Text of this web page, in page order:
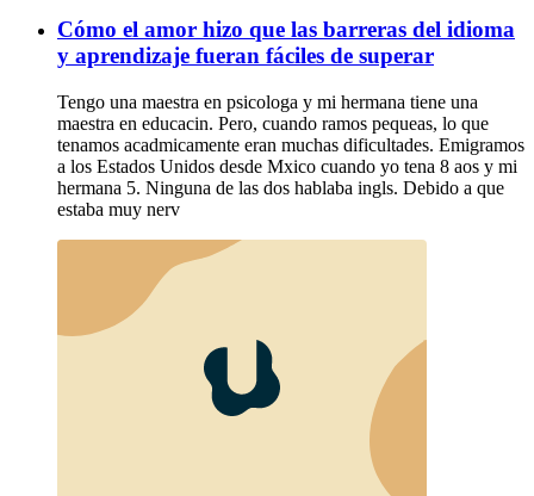
Cómo el amor hizo que las barreras del idioma
y aprendizaje fueran fáciles de superar
Tengo una maestra en psicologa y mi hermana tiene una
maestra en educacin. Pero, cuando ramos pequeas, lo que
tenamos acadmicamente eran muchas dificultades. Emigramos
a los Estados Unidos desde Mxico cuando yo tena 8 aos y mi
hermana 5. Ninguna de las dos hablaba ingls. Debido a que
estaba muy nerv